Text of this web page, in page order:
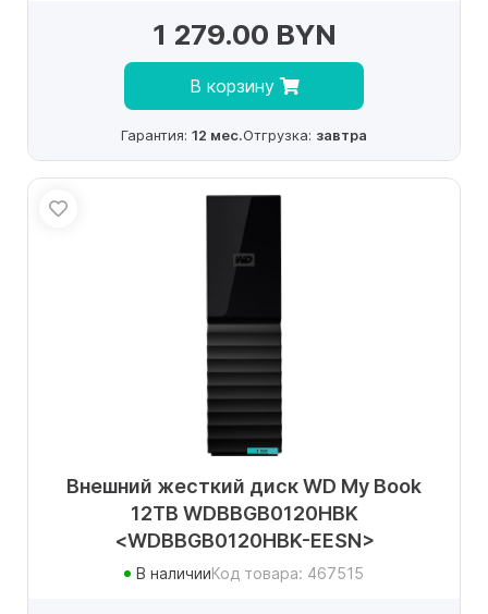
1 279.00 BYN
В корзину
Гарантия: 12 мес.Отгрузка: завтра
Внешний жесткий диск WD My Book
12TB WDBBGB0120HBK
<WDBBGB0120HBK-EESN>
В наличииКод товара: 467515